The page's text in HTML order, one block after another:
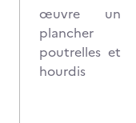
œuvre un
plancher
poutrelles et
hourdis